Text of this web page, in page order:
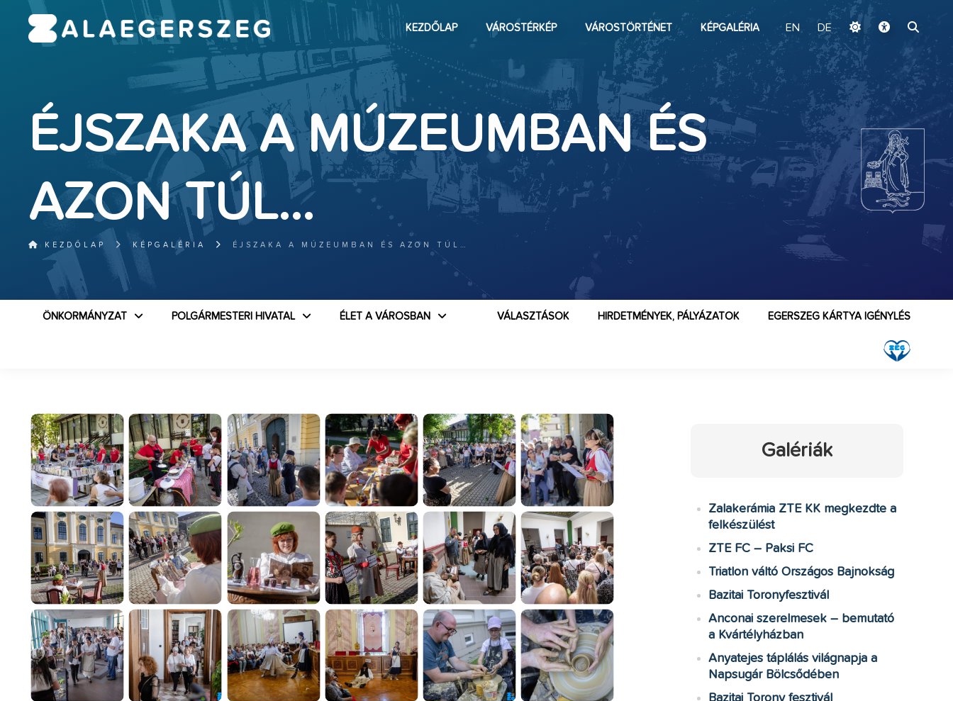
ugrás a fő tartalomhoz
KEZDŐLAP VÁROSTÉRKÉP VÁROSTÖRTÉNET KÉPGALÉRIA EN DE
ÉJSZAKA A MÚZEUMBAN ÉS
AZON TÚL…
KEZDŐLAP KÉPGALÉRIA ÉJSZAKA A MÚZEUMBAN ÉS AZON TÚL…
ÖNKORMÁNYZAT POLGÁRMESTERI HIVATAL ÉLET A VÁROSBAN EGERSZEG KÁRTYA IGÉNYLÉS
HIRDETMÉNYEK, PÁLYÁZATOK
VÁLASZTÁSOK
Galériák
Zalakerámia ZTE KK megkezdte a
felkészülést
ZTE FC – Paksi FC
Triatlon váltó Országos Bajnokság
Bazitai Toronyfesztivál
Anconai szerelmesek – bemutató
a Kvártélyházban
Anyatejes táplálás világnapja a
Napsugár Bölcsődében
Bazitai Torony fesztivál